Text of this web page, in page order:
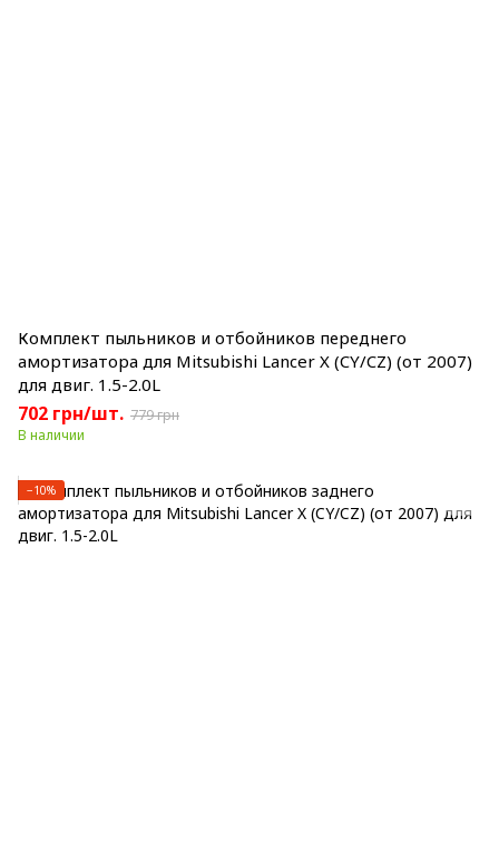
Комплект пыльников и отбойников переднего
амортизатора для Mitsubishi Lancer X (CY/CZ) (от 2007)
для двиг. 1.5-2.0L
702 грн/шт. 779 грн
В наличии
−10%